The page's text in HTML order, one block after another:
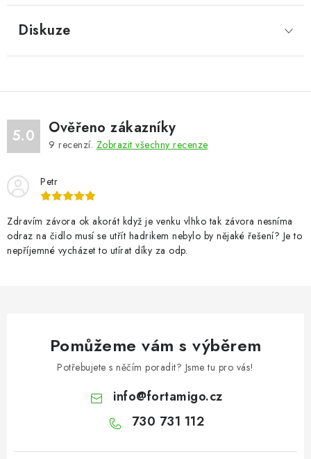
Diskuze
5.0 Ověřeno zákazníky
9 recenzí. Zobrazit všechny recenze
Petr
Zdravím závora ok akorát když je venku vlhko tak závora nesníma
odraz na čidlo musí se utřít hadrikem nebylo by nějaké řešení? Je to
nepříjemné vycházet to utírat díky za odp.
Pomůžeme vám s výběrem
Potřebujete s něčím poradit? Jsme tu pro vás!
info@fortamigo.cz
730 731 112